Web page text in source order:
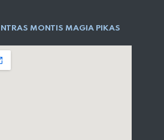
MONTIS MAGIA PIKAS